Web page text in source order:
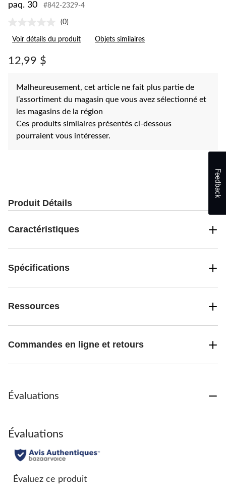
paq. 30
#842-2329-4
Aucune
cote
pour
même
page.
(0)
Voir détails du produit Objets similaires
12,99 $
Malheureusement, cet article ne fait plus partie de
l’assortiment du magasin que vous avez sélectionné et
les magasins de la région
Ces produits similaires présentés ci-dessous
pourraient vous intéresser.
Produit Détails
Caractéristiques
Spécifications
Ressources
Commandes en ligne et retours
Évaluations
Évaluations
Évaluez ce produit
Feedback